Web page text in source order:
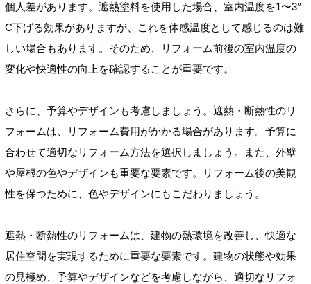
個人差があります。遮熱塗料を使用した場合、室内温度を1〜3°
C下げる効果がありますが、これを体感温度として感じるのは難
しい場合もあります。そのため、リフォーム前後の室内温度の
変化や快適性の向上を確認することが重要です。
さらに、予算やデザインも考慮しましょう。遮熱・断熱性のリ
フォームは、リフォーム費用がかかる場合があります。予算に
合わせて適切なリフォーム方法を選択しましょう。また、外壁
や屋根の色やデザインも重要な要素です。リフォーム後の美観
性を保つために、色やデザインにもこだわりましょう。
遮熱・断熱性のリフォームは、建物の熱環境を改善し、快適な
居住空間を実現するために重要な要素です。建物の状態や効果
の見極め、予算やデザインなどを考慮しながら、適切なリフォ